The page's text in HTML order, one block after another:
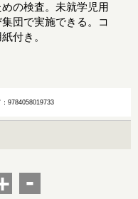
の検査。未就学児用
団で実施できる。コ
付き。
9784058019733
-